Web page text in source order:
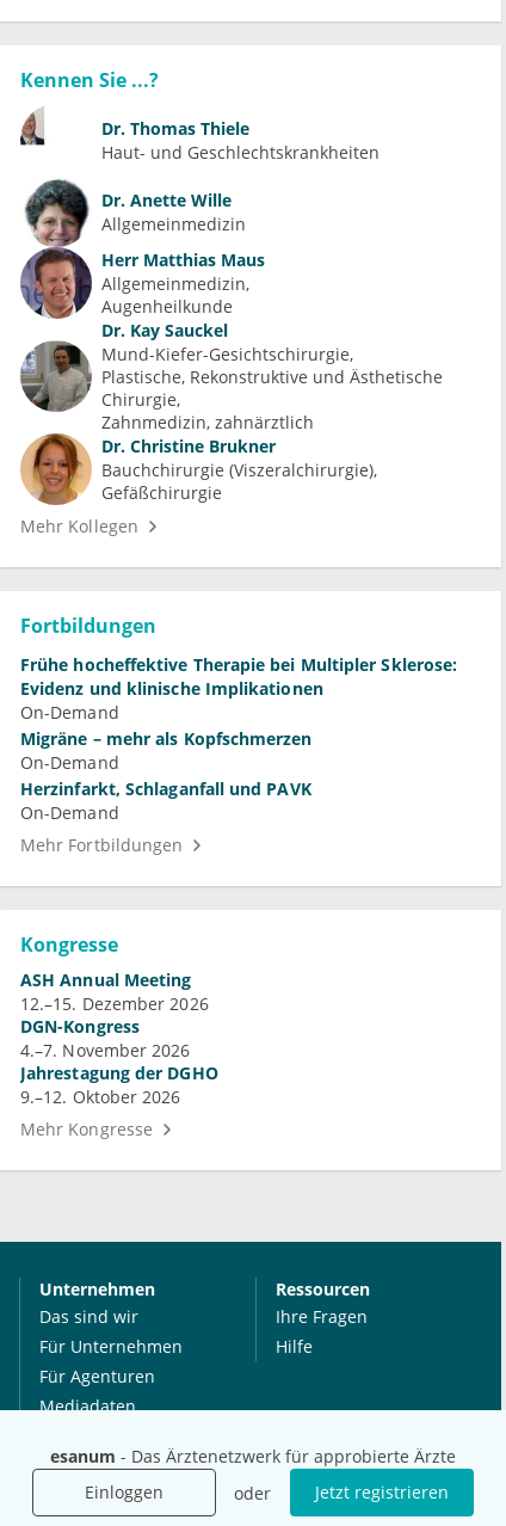
esanum - Das Ärztenetzwerk für approbierte Ärzte
Einloggen
oder Jetzt registrieren
Kennen Sie ...?
Dr. Thomas Thiele
Haut- und Geschlechtskrankheiten
Dr. Anette Wille
Allgemeinmedizin
Herr Matthias Maus
Allgemeinmedizin
Augenheilkunde
Dr. Kay Sauckel
Mund-Kiefer-Gesichtschirurgie
Plastische, Rekonstruktive und Ästhetische
Chirurgie
Zahnmedizin, zahnärztlich
Dr. Christine Brukner
Bauchchirurgie (Viszeralchirurgie)
Gefäßchirurgie
Mehr Kollegen
Fortbildungen
Frühe hocheffektive Therapie bei Multipler Sklerose:
Evidenz und klinische Implikationen
On-Demand
Migräne – mehr als Kopfschmerzen
On-Demand
Herzinfarkt, Schlaganfall und PAVK
On-Demand
Mehr Fortbildungen
Kongresse
ASH Annual Meeting
12.–15. Dezember 2026
DGN-Kongress
4.–7. November 2026
Jahrestagung der DGHO
9.–12. Oktober 2026
Mehr Kongresse
Unternehmen
Das sind wir
Für Unternehmen
Für Agenturen
Mediadaten
Karriere
Ressourcen
Ihre Fragen
Hilfe